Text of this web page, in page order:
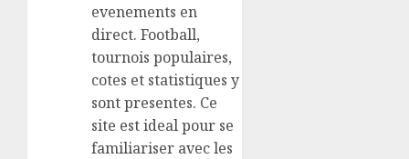
evenements en
direct. Football,
tournois populaires,
cotes et statistiques y
sont presentes. Ce
site est ideal pour se
familiariser avec les